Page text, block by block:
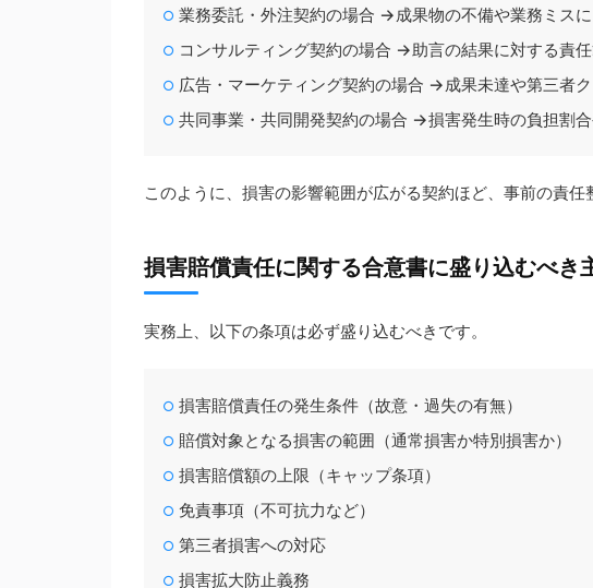
業務委託・外注契約の場合 →成果物の不備や業務ミス
コンサルティング契約の場合 →助言の結果に対する責任
広告・マーケティング契約の場合 →成果未達や第三者
共同事業・共同開発契約の場合 →損害発生時の負担割合
このように、損害の影響範囲が広がる契約ほど、事前の責任
損害賠償責任に関する合意書に盛り込むべき
実務上、以下の条項は必ず盛り込むべきです。
損害賠償責任の発生条件（故意・過失の有無）
賠償対象となる損害の範囲（通常損害か特別損害か）
損害賠償額の上限（キャップ条項）
免責事項（不可抗力など）
第三者損害への対応
損害拡大防止義務